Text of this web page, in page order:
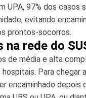
UPA, 97% dos casos
evitando
prontos-socorros.
na rede do
de média e alta
Para chegar
encaminhado depois